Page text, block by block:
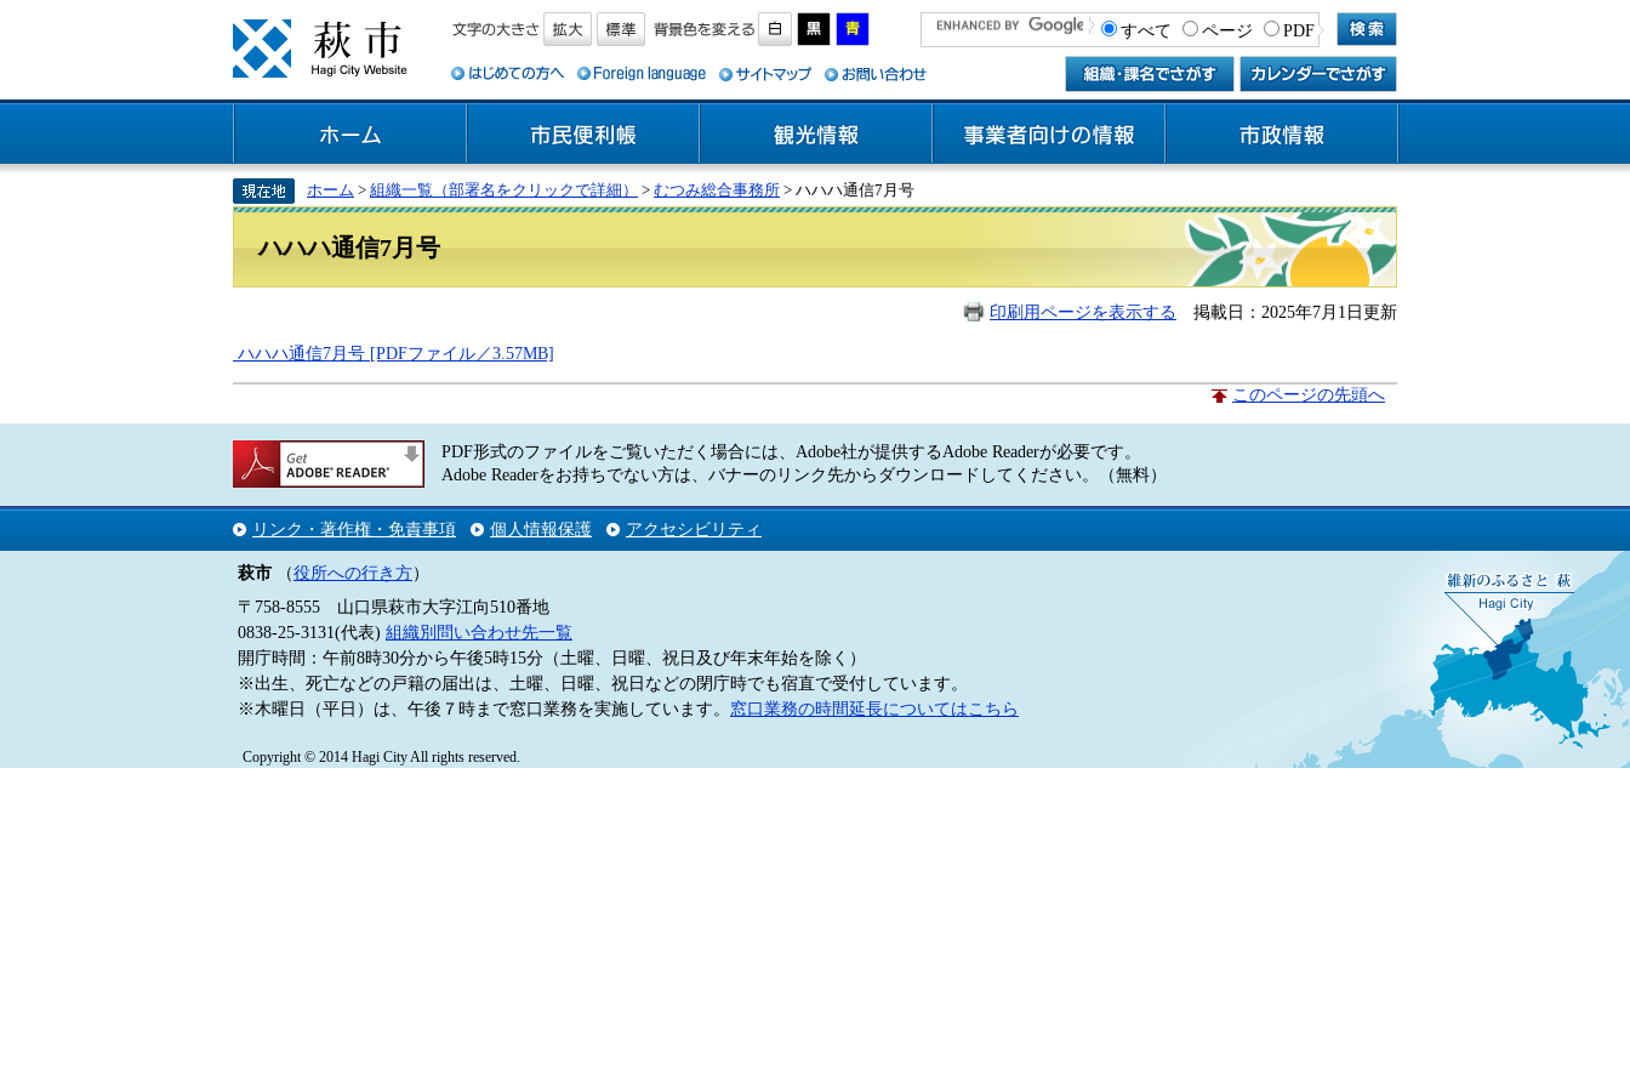
すべて ページ PDF
ホーム > 組織一覧（部署名をクリックで詳細） > むつみ総合事務所 > ハハハ通信7月号
ハハハ通信7月号
印刷用ページを表示する 掲載日：2025年7月1日更新
ハハハ通信7月号 [PDFファイル／3.57MB]
このページの先頭へ
PDF形式のファイルをご覧いただく場合には、Adobe社が提供するAdobe Readerが必要です。
Adobe Readerをお持ちでない方は、バナーのリンク先からダウンロードしてください。（無料）
リンク・著作権・免責事項 個人情報保護 アクセシビリティ
萩市 （役所への行き方）
〒758-8555 山口県萩市大字江向510番地
0838-25-3131(代表) 組織別問い合わせ先一覧
開庁時間：午前8時30分から午後5時15分（土曜、日曜、祝日及び年末年始を除く）
※出生、死亡などの戸籍の届出は、土曜、日曜、祝日などの閉庁時でも宿直で受付しています。
※木曜日（平日）は、午後７時まで窓口業務を実施しています。 窓口業務の時間延長についてはこちら
Copyright © 2014 Hagi City All rights reserved.